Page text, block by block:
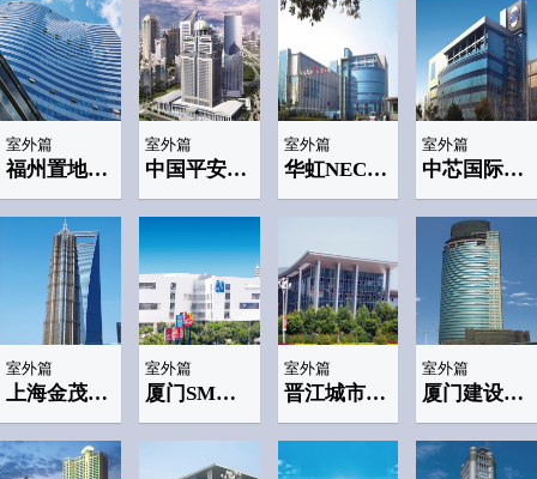
室外篇
福州置地广场
室外篇
中国平安金融中心(上海)
室外篇
华虹NEC半导体制造公司
室外篇
中芯国际半导体集成电路有限公司(SMIC)
室外篇
上海金茂大厦
室外篇
厦门SM商场
室外篇
晋江城市规划房产交易厅
室外篇
厦门建设银行